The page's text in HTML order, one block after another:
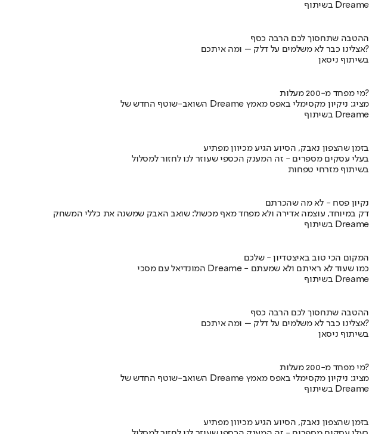
בשיתוף Dreame
ההטבה שתחסוך לכם הרבה כסף
אצלינו כבר לא משלמים על דלק – ומה איתכם?
בשיתוף ניסאן
מי מפחד מ-200 מעלות?
השואב-שוטף החדש של Dreame מציג: ניקיון מקסימלי באפס מאמץ
בשיתוף Dreame
בזמן שהצפון נאבק, הסיוע הגיע מכיוון מפתיע
בעלי עסקים מספרים - זה המענק הכספי שעוזר לנו לחזור למסלול
בשיתוף מזרחי טפחות
נקיון פסח - לא מה שהכרתם
דק במיוחד, עוצמה אדירה ולא מפחד מאף מכשול: שואב האבק שמשנה את כללי המשחק
בשיתוף Dreame
המקום הכי טוב באיצטדיון - שלכם
המונדיאל עם מסכי Dreame - כמו שעוד לא ראיתם ולא שמעתם
בשיתוף Dreame
ההטבה שתחסוך לכם הרבה כסף
אצלינו כבר לא משלמים על דלק – ומה איתכם?
בשיתוף ניסאן
מי מפחד מ-200 מעלות?
השואב-שוטף החדש של Dreame מציג: ניקיון מקסימלי באפס מאמץ
בשיתוף Dreame
בזמן שהצפון נאבק, הסיוע הגיע מכיוון מפתיע